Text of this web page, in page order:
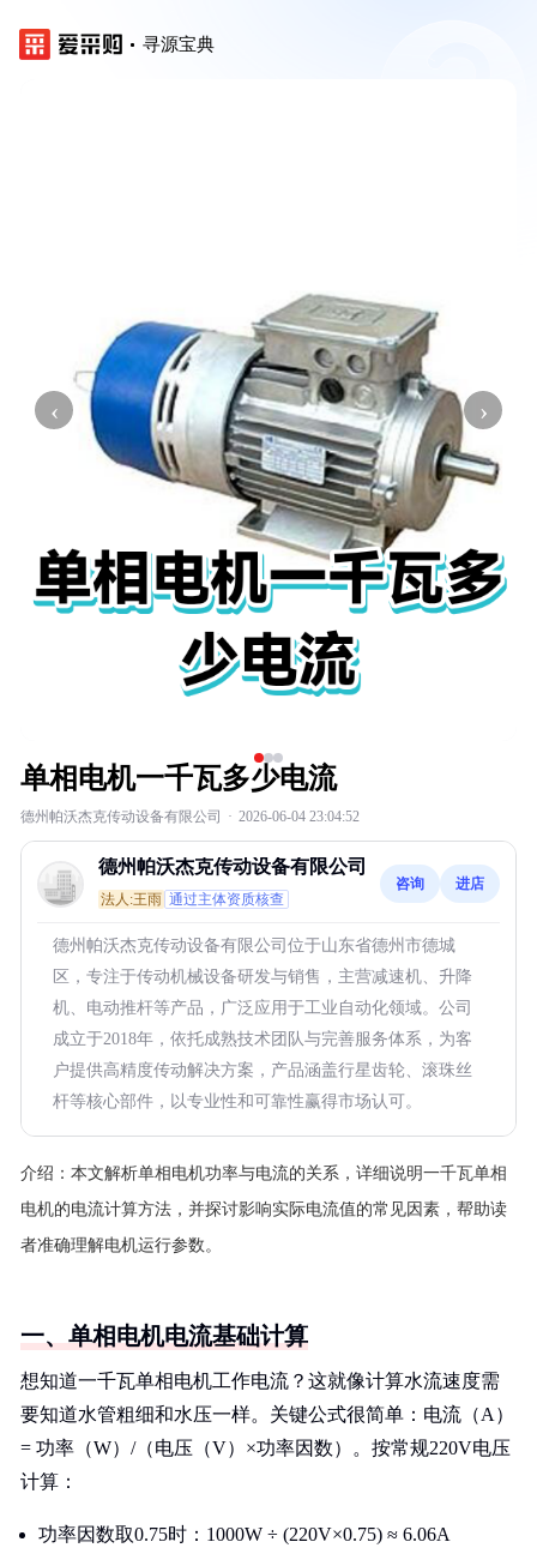
寻源宝典
‹ ›
单相电机一千瓦多少电流
德州帕沃杰克传动设备有限公司 · 2026-06-04 23:04:52
德州帕沃杰克传动设备有限公司
法人:王雨 通过主体资质核查
咨询 进店
德州帕沃杰克传动设备有限公司位于山东省德州市德城
区，专注于传动机械设备研发与销售，主营减速机、升降
机、电动推杆等产品，广泛应用于工业自动化领域。公司
成立于2018年，依托成熟技术团队与完善服务体系，为客
户提供高精度传动解决方案，产品涵盖行星齿轮、滚珠丝
杆等核心部件，以专业性和可靠性赢得市场认可。
介绍： 本文解析单相电机功率与电流的关系，详细说明一千瓦单相
电机的电流计算方法，并探讨影响实际电流值的常见因素，帮助读
者准确理解电机运行参数。
一、单相电机电流基础计算
想知道一千瓦单相电机工作电流？这就像计算水流速度需
要知道水管粗细和水压一样。关键公式很简单：电流（A）
= 功率（W）/（电压（V）×功率因数）。按常规220V电压
计算：
功率因数取0.75时：1000W ÷ (220V×0.75) ≈ 6.06A